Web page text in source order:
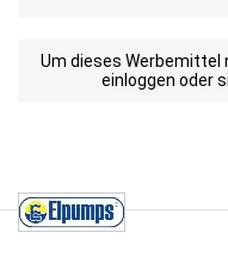
Um dieses Werbemittel
einloggen oder